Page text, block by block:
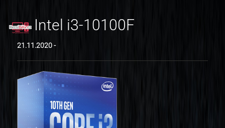
Intel i3-10100F
21.11.2020 -